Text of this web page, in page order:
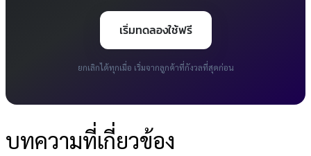
เริ่มทดลองใช้ฟรี
ยกเลิกได้ทุกเมื่อ เริ่มจากลูกค้าที่กังวลที่สุดก่อน
บทความที่เกี่ยวข้อง